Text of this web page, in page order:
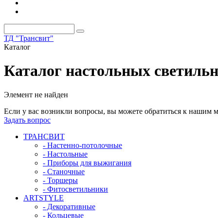
ТД "Трансвит"
Каталог
Каталог настольных
Элемент не найден
Если у вас возникли вопросы, вы можете обратиться к нашим
Задать вопрос
ТРАНСВИТ
- Настенно-потолочные
- Настольные
- Приборы для выжигания
- Станочные
- Торшеры
- Фитосветильники
ARTSTYLE
- Декоративные
- Кольцевые